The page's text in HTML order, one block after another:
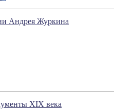
Андрея Журкина
XIX века